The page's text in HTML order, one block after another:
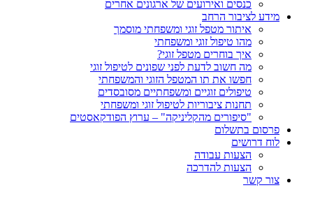
כנסים ואירועים של ארגונים אחרים
מידע לציבור הרחב
איתור מטפל זוגי ומשפחתי מוסמך
מהו טיפול זוגי ומשפחתי
איך בוחרים מטפל זוגי?
מה חשוב לדעת לפני שפונים לטיפול זוגי
חפשו את תו המטפל הזוגי והמשפחתי
טיפולים זוגיים ומשפחתיים מסובסדים
תחנות ציבוריות לטיפול זוגי ומשפחתי
"סיפורים מהקליניקה" – ערוץ הפודקאסטים
פרסום בתשלום
לוח דרושים
הצעות עבודה
הצעות להדרכה
צור קשר